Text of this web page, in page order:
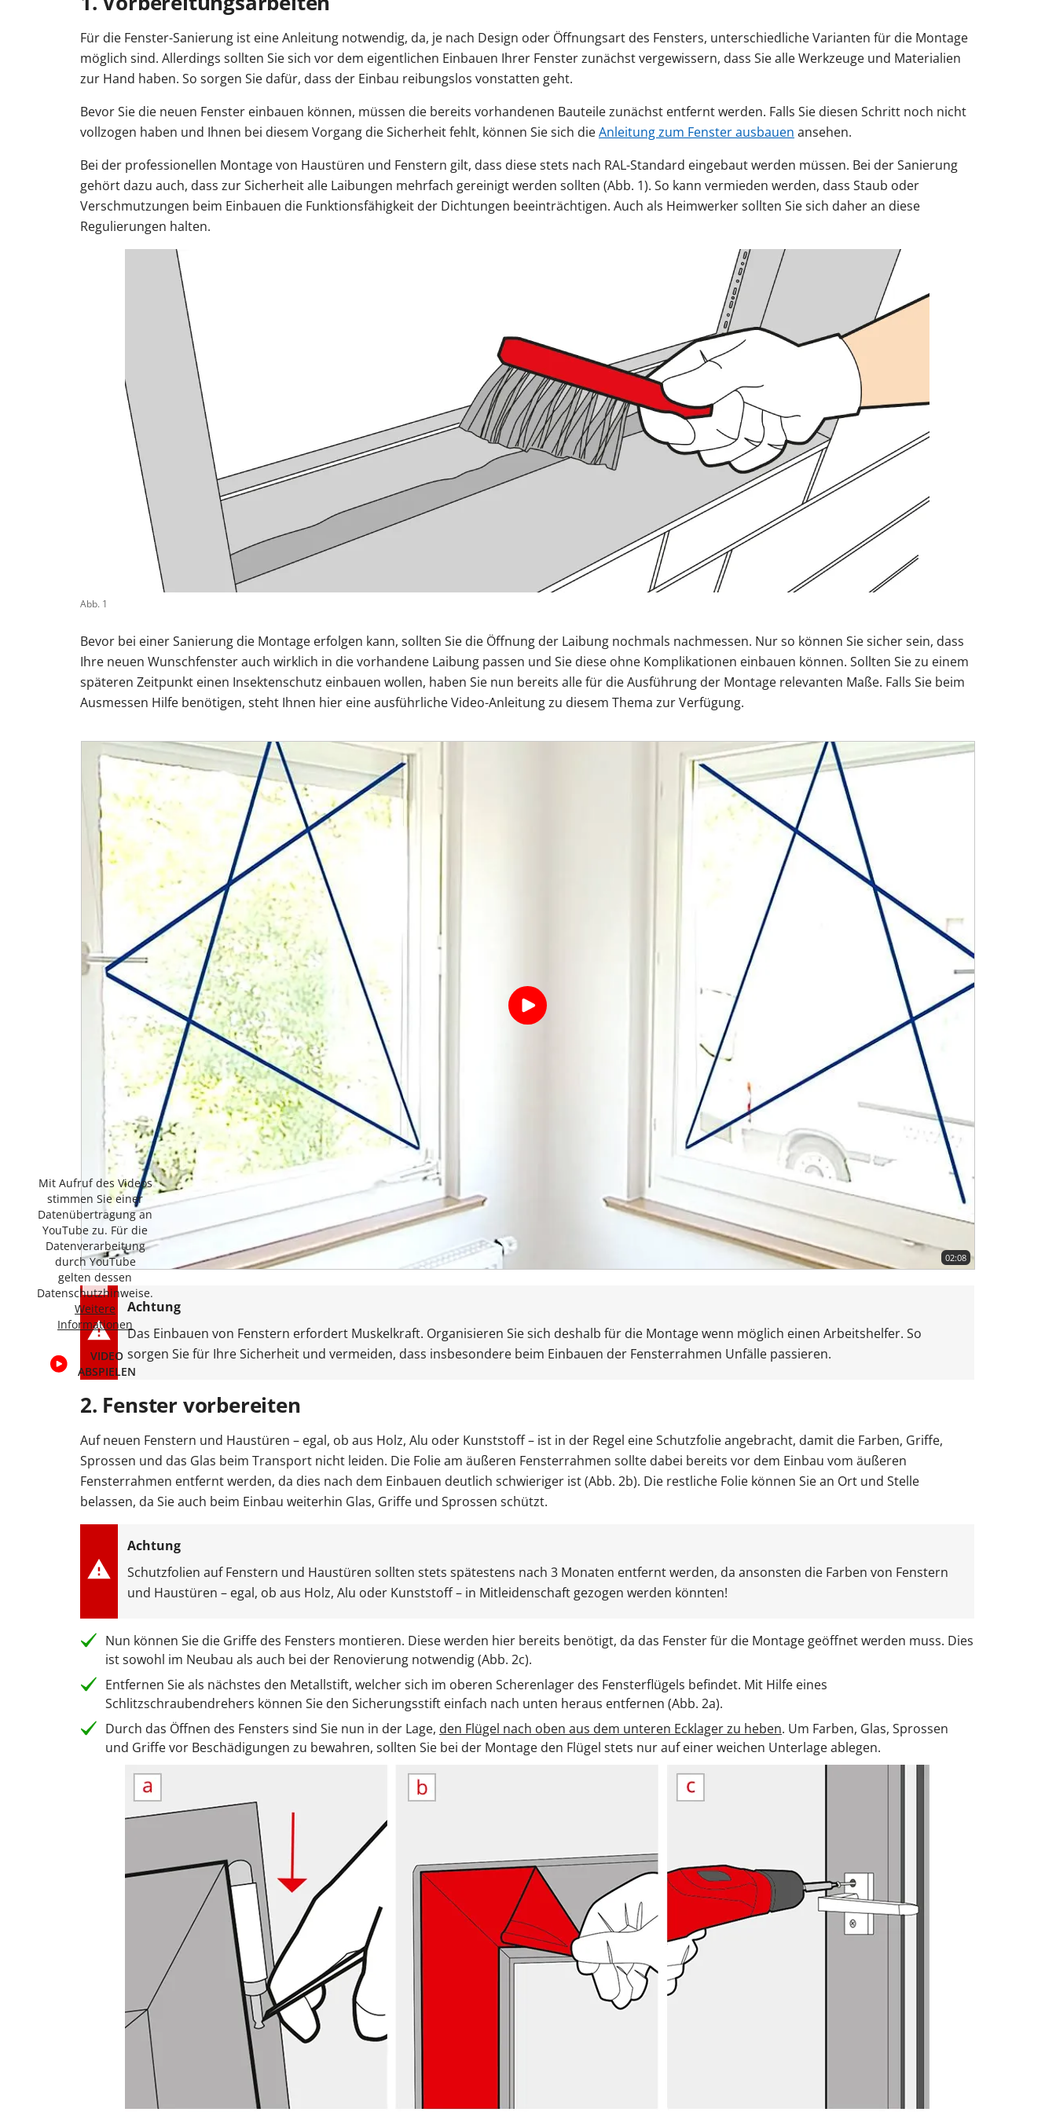
Für die Fenster-Sanierung ist eine Anleitung notwendig, da, je nach Design oder Öffnungsart des Fensters, unterschiedliche Varianten für die Montage
möglich sind. Allerdings sollten Sie sich vor dem eigentlichen Einbauen Ihrer Fenster zunächst vergewissern, dass Sie alle Werkzeuge und Materialien
zur Hand haben. So sorgen Sie dafür, dass der Einbau reibungslos vonstatten geht.
Bevor Sie die neuen Fenster einbauen können, müssen die bereits vorhandenen Bauteile zunächst entfernt werden. Falls Sie diesen Schritt noch nicht
vollzogen haben und Ihnen bei diesem Vorgang die Sicherheit fehlt, können Sie sich dieAnleitung zum Fenster ausbauen ansehen.
Bei der professionellen Montage von Haustüren und Fenstern gilt, dass diese stets nach RAL-Standard eingebaut werden müssen. Bei der Sanierung
gehört dazu auch, dass zur Sicherheit alle Laibungen mehrfach gereinigt werden sollten (Abb. 1). So kann vermieden werden, dass Staub oder
Verschmutzungen beim Einbauen die Funktionsfähigkeit der Dichtungen beeinträchtigen. Auch als Heimwerker sollten Sie sich daher an diese
Regulierungen halten.
Abb. 1
Bevor bei einer Sanierung die Montage erfolgen kann, sollten Sie die Öffnung der Laibung nochmals nachmessen. Nur so können Sie sicher sein, dass
Ihre neuen Wunschfenster auch wirklich in die vorhandene Laibung passen und Sie diese ohne Komplikationen einbauen können. Sollten Sie zu einem
späteren Zeitpunkt einen Insektenschutz einbauen wollen, haben Sie nun bereits alle für die Ausführung der Montage relevanten Maße. Falls Sie beim
Ausmessen Hilfe benötigen, steht Ihnen hier eine ausführliche Video-Anleitung zu diesem Thema zur Verfügung.
Mit Aufruf des Videos
stimmen Sie einer
Datenübertragung an
YouTube zu. Für die
Datenverarbeitung
durch YouTube
gelten dessen
Datenschutzhinweise.
Weitere
Informationen
VIDEO
ABSPIELEN
02:08
Das Einbauen von Fenstern erfordert Muskelkraft. Organisieren Sie sich deshalb für die Montage wenn möglich einen Arbeitshelfer. So
sorgen Sie für Ihre Sicherheit und vermeiden, dass insbesondere beim Einbauen der Fensterrahmen Unfälle passieren.
2. Fenster vorbereiten
Auf neuen Fenstern und Haustüren – egal, ob aus Holz, Alu oder Kunststoff – ist in der Regel eine Schutzfolie angebracht, damit die Farben, Griffe,
Sprossen und das Glas beim Transport nicht leiden. Die Folie am äußeren Fensterrahmen sollte dabei bereits vor dem Einbau vom äußeren
Fensterrahmen entfernt werden, da dies nach dem Einbauen deutlich schwieriger ist (Abb. 2b). Die restliche Folie können Sie an Ort und Stelle
belassen, da Sie auch beim Einbau weiterhin Glas, Griffe und Sprossen schützt.
Schutzfolien auf Fenstern und Haustüren sollten stets spätestens nach 3 Monaten entfernt werden, da ansonsten die Farben von Fenstern
und Haustüren – egal, ob aus Holz, Alu oder Kunststoff – in Mitleidenschaft gezogen werden könnten!
Nun können Sie die Griffe des Fensters montieren. Diese werden hier bereits benötigt, da das Fenster für die Montage geöffnet werden muss. Dies
ist sowohl im Neubau als auch bei der Renovierung notwendig (Abb. 2c).
Entfernen Sie als nächstes den Metallstift, welcher sich im oberen Scherenlager des Fensterflügels befindet. Mit Hilfe eines
Schlitzschraubendrehers können Sie den Sicherungsstift einfach nach unten heraus entfernen (Abb. 2a).
Durch das Öffnen des Fensters sind Sie nun in der Lage, den Flügel nach oben aus dem unteren Ecklager zu heben. Um Farben, Glas, Sprossen
und Griffe vor Beschädigungen zu bewahren, sollten Sie bei der Montage den Flügel stets nur auf einer weichen Unterlage ablegen.